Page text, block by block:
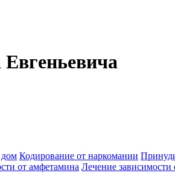
дом Кодирование от наркомании
от амфетамина Лечение зависимости